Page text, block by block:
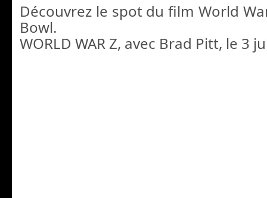
Découvrez le spot du film World
Bowl.
WORLD WAR Z, avec Brad Pitt, le 3